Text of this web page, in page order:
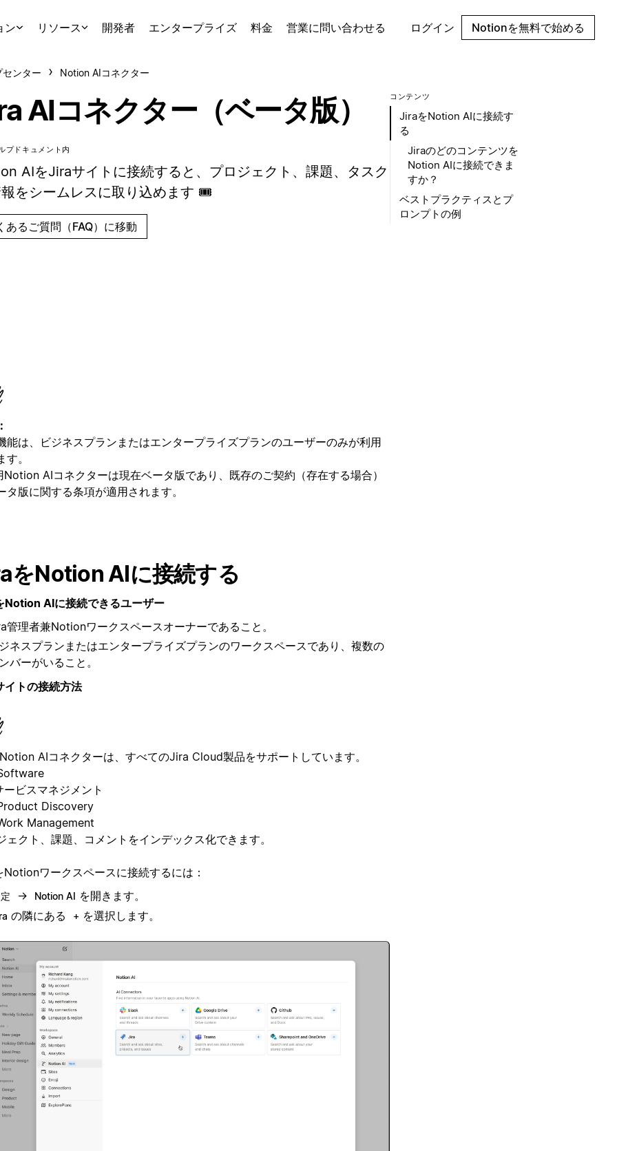
ン リソース 開発者 エンタープライズ 料金 営業に問い合わせる ログイン Notionを無料で始める
センター Notion AIコネクター
AIコネクター（ベータ版）
プドキュメント内
AIをJiraサイトに接続すると、プロジェクト、課題、タスク
をシームレスに取り込めます 🎟️
あるご質問（FAQ）に移動
能は、ビジネスプランまたはエンタープライズプランのユーザーのみが利用
す。
AIコネクターは現在ベータ版であり、既存のご契約（存在する場合）
タ版に関する条項が適用されます。
をNotion AIに接続する
Notion AIに接続できるユーザー
管理者兼Notionワークスペースオーナーであること。
ネスプランまたはエンタープライズプランのワークスペースであり、複数の
バーがいること。
イトの接続方法
AIコネクターは、すべてのJira Cloud製品をサポートしています。
ビスマネジメント
Discovery
Management
ェクト、課題、コメントをインデックス化できます。
ワークスペースに接続するには：
→ Notion AI を開きます。
の隣にある + を選択します。
コンテンツ
JiraをNotion AIに接続す
る
Jiraのどのコンテンツを
Notion AIに接続できま
すか？
ベストプラクティスとプ
ロンプトの例